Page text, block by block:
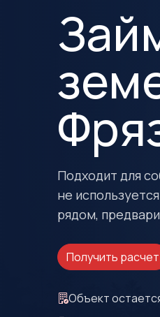
Подходит для
не
рядом,
Получить расчет
Объект